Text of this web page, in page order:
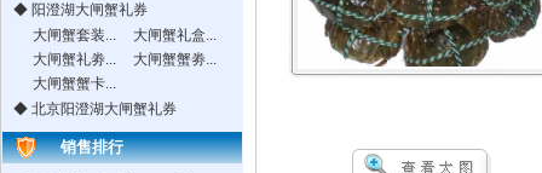
◆ 阳澄湖大闸蟹礼券
大闸蟹套装...
大闸蟹礼盒...
大闸蟹礼劵...
大闸蟹蟹劵...
大闸蟹蟹卡...
◆ 北京阳澄湖大闸蟹礼券
销售排行